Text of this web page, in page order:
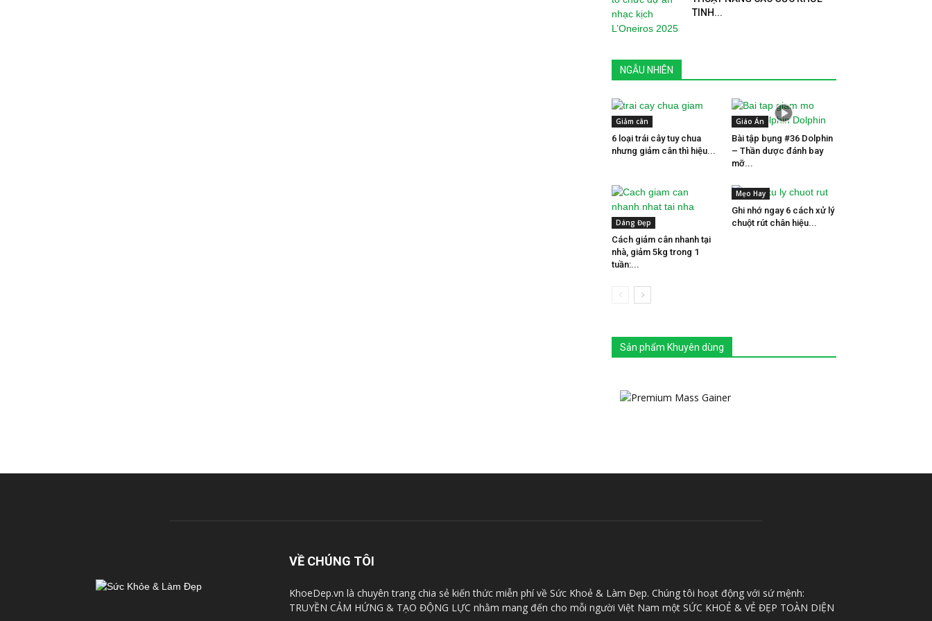
TINH...
NGẪU NHIÊN
Giảm cân
6 loại trái cây tuy chua
nhưng giảm cân thì hiệu...
Giáo Án
Bài tập bụng #36 Dolphin
– Thần dược đánh bay
mỡ...
Dáng Đẹp
Cách giảm cân nhanh tại
nhà, giảm 5kg trong 1
tuần:...
Mẹo Hay
Ghi nhớ ngay 6 cách xử lý
chuột rút chân hiệu...
Sản phẩm Khuyên dùng
VỀ CHÚNG TÔI
KhoeDep.vn là chuyên trang chia sẻ kiến thức miễn phí về Sức Khoẻ & Làm Đẹp. Chúng tôi hoạt động với sứ mệnh:
TRUYỀN CẢM HỨNG & TẠO ĐỘNG LỰC nhằm mang đến cho mỗi người Việt Nam một SỨC KHOẺ & VẺ ĐẸP TOÀN DIỆN